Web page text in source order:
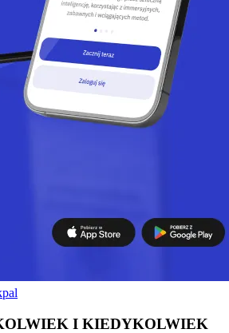
I KIEDYKOLWIEK